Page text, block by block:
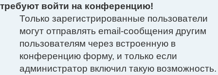
требуют войти на конференцию!
Только зарегистрированные пользователи
могут отправлять email-сообщения другим
пользователям через встроенную в
конференцию форму, и только если
администратор включил такую возможность.